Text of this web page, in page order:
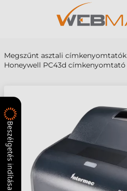
Megszűnt asztali címkenyomtatók
Honeywell PC43d címkenyomtató
Beszélgetés indítása